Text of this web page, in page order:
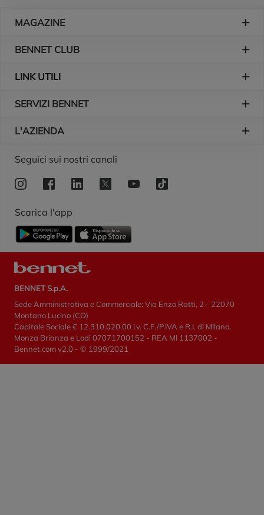
MAGAZINE
BENNET CLUB
LINK UTILI
SERVIZI BENNET
L'AZIENDA
Logo Bennet
Seguici sui nostri canali
Scarica l'app
BENNET S.p.A.
Sede Amministrativa e Commerciale: Via Enzo Ratti, 2 - 22070
Montano Lucino (CO)
Capitale Sociale € 12.310.020,00 i.v. C.F./P.IVA e R.I. di Milano,
Monza Brianza e Lodi 07071700152 - REA MI 1137002 -
Bennet.com v2.0 - © 1999/2021